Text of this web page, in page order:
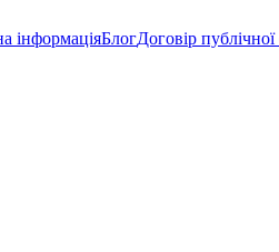
інформаціяБлогДоговір